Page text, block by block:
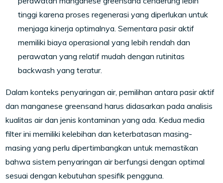
tinggi karena proses regenerasi yang diperlukan untuk
menjaga kinerja optimalnya. Sementara pasir aktif
memiliki biaya operasional yang lebih rendah dan
perawatan yang relatif mudah dengan rutinitas
backwash yang teratur.
Dalam konteks penyaringan air, pemilihan antara pasir aktif
dan manganese greensand harus didasarkan pada analisis
kualitas air dan jenis kontaminan yang ada. Kedua media
filter ini memiliki kelebihan dan keterbatasan masing-
masing yang perlu dipertimbangkan untuk memastikan
bahwa sistem penyaringan air berfungsi dengan optimal
sesuai dengan kebutuhan spesifik pengguna.